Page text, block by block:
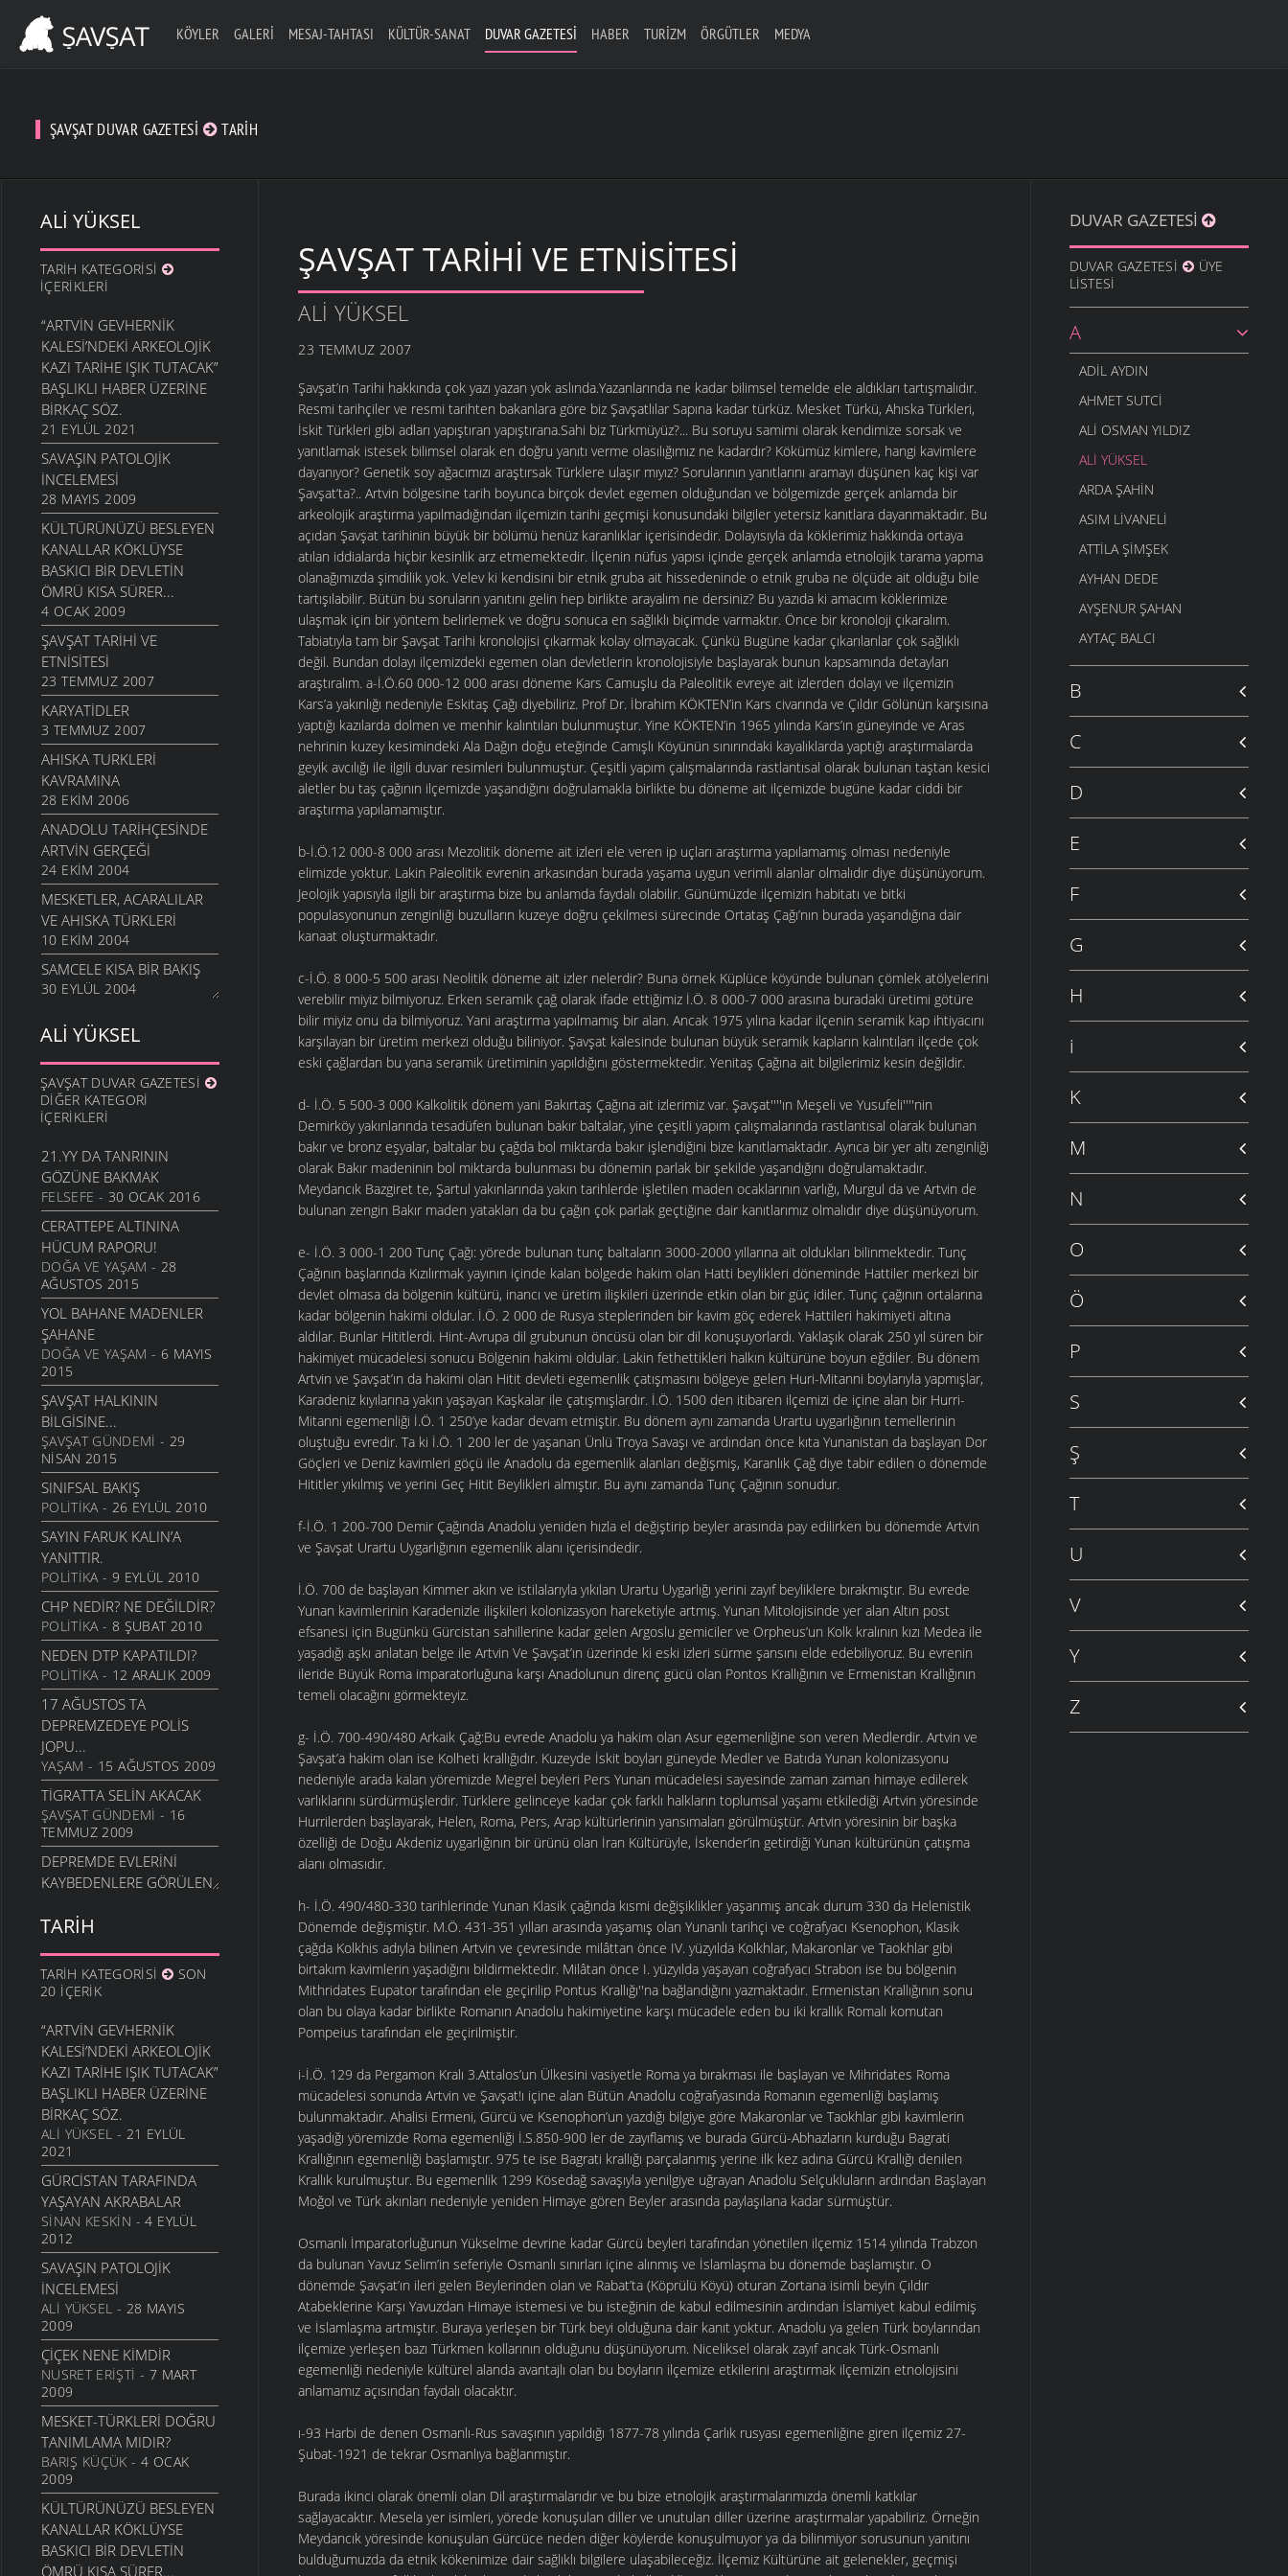
KÖYLER GALERI MESAJ-TAHTASI KÜLTÜR-SANAT DUVAR GAZETESI HABER TURIZM ÖRGÜTLER MEDYA
ŞAVŞAT DUVAR GAZETESI TARIH
ALI YÜKSEL
TARIH KATEGORISI
İÇERIKLERI
“ARTVIN GEVHERNIK
KALESI’NDEKI ARKEOLOJIK
KAZI TARIHE IŞIK TUTACAK”
BAŞLIKLI HABER ÜZERINE
BIRKAÇ SÖZ.
21 EYLÜL 2021
SAVAŞIN PATOLOJIK
İNCELEMESI
28 MAYIS 2009
KÜLTÜRÜNÜZÜ BESLEYEN
KANALLAR KÖKLÜYSE
BASKICI BIR DEVLETIN
ÖMRÜ KISA SÜRER...
4 OCAK 2009
ŞAVŞAT TARIHI VE
ETNISITESI
23 TEMMUZ 2007
KARYATIDLER
3 TEMMUZ 2007
AHISKA TURKLERI
KAVRAMINA
28 EKIM 2006
ANADOLU TARIHÇESINDE
ARTVIN GERÇEĞI
24 EKIM 2004
MESKETLER, ACARALILAR
VE AHISKA TÜRKLERI
10 EKIM 2004
SAMCELE KISA BIR BAKIŞ
30 EYLÜL 2004
ALI YÜKSEL
ŞAVŞAT DUVAR GAZETESI
DIĞER KATEGORI
İÇERIKLERI
21.YY DA TANRININ
GÖZÜNE BAKMAK
FELSEFE - 30 OCAK 2016
CERATTEPE ALTININA
HÜCUM RAPORU!
DOĞA VE YAŞAM - 28
AĞUSTOS 2015
YOL BAHANE MADENLER
ŞAHANE
DOĞA VE YAŞAM - 6 MAYIS
2015
ŞAVŞAT HALKININ
BILGISINE...
ŞAVŞAT GÜNDEMI - 29
NISAN 2015
SINIFSAL BAKIŞ
POLITIKA- 26 EYLÜL 2010
SAYIN FARUK KALIN’A
YANITTIR.
POLITIKA- 9 EYLÜL 2010
CHP NEDIR? NE DEĞILDIR?
POLITIKA- 8 ŞUBAT 2010
NEDEN DTP KAPATILDI?
POLITIKA- 12 ARALIK 2009
17 AĞUSTOS TA
DEPREMZEDEYE POLIS
JOPU...
YAŞAM - 15 AĞUSTOS 2009
TIGRATTA SELIN AKACAK
ŞAVŞAT GÜNDEMI - 16
TEMMUZ 2009
DEPREMDE EVLERINI
KAYBEDENLERE GÖRÜLEN
YAŞAM- 30 NISAN 2009
AYŞENUR ŞAHAN’IN
ANISINA
KADIN- 5 NISAN 2009
BIR SONBAHARDI
AYŞENUR, BAHAR
KOKULU...
KADIN - 6 NISAN 2008
AYŞENUR’U UNUTMAMAK.
KADIN- 24 KASIM 2007
DIYANET NE YAPMAYA
ÇALIŞIYOR?
YAŞAM- 6 MAYIS 2007
NE KADAR İNSANIZ?
FELSEFE- 6 MART 2007
ANTIK YUNAN’DA DIN
FELSEFE- 28 MAYIS 2006
NICELIK VE NITELIK
FELSEFE- 27 MAYIS 2006
‘HER ŞEY AKAR”
FELSEFE
DIYALEKTIK MATERYALIZM
(III)
FELSEFE- 17 NISAN 2006
MATERYALIZM VE
İDEALIZM
FELSEFE- 8 NISAN 2006
İŞBÖLÜMÜ
TARIH
TARIH KATEGORISI
SON
20 İÇERIK
“ARTVIN GEVHERNIK
KALESI’NDEKI ARKEOLOJIK
KAZI TARIHE IŞIK TUTACAK”
BAŞLIKLI HABER ÜZERINE
BIRKAÇ SÖZ.
ALI YÜKSEL - 21 EYLÜL
2021
GÜRCISTAN TARAFINDA
YAŞAYAN AKRABALAR
SINAN KESKIN - 4 EYLÜL
2012
SAVAŞIN PATOLOJIK
İNCELEMESI
ALI YÜKSEL - 28 MAYIS
2009
ÇIÇEK NENE KIMDIR
NUSRET ERIŞTI - 7 MART
2009
MESKET-TÜRKLERI DOĞRU
TANIMLAMA MIDIR?
BARIŞ KÜÇÜK - 4 OCAK
2009
KÜLTÜRÜNÜZÜ BESLEYEN
KANALLAR KÖKLÜYSE
BASKICI BIR DEVLETIN
ÖMRÜ KISA SÜRER...
ŞAVŞAT TARIHI VE ETNISITESI
ALI YÜKSEL
23 TEMMUZ 2007
Şavşat’ın Tarihi hakkında çok yazı yazan yok aslında.Yazanlarında ne kadar bilimsel temelde ele aldıkları tartışmalıdır.
Resmi tarihçiler ve resmi tarihten bakanlara göre biz Şavşatlılar Sapına kadar türküz. Mesket Türkü, Ahıska Türkleri,
İskit Türkleri gibi adları yapıştıran yapıştırana.Sahi biz Türkmüyüz?... Bu soruyu samimi olarak kendimize sorsak ve
yanıtlamak istesek bilimsel olarak en doğru yanıtı verme olasılığımız ne kadardır? Kökümüz kimlere, hangi kavimlere
dayanıyor? Genetik soy ağacımızı araştırsak Türklere ulaşır mıyız? Sorularının yanıtlarını aramayı düşünen kaç kişi var
Şavşat’ta?.. Artvin bölgesine tarih boyunca birçok devlet egemen olduğundan ve bölgemizde gerçek anlamda bir
arkeolojik araştırma yapılmadığından ilçemizin tarihi geçmişi konusundaki bilgiler yetersiz kanıtlara dayanmaktadır. Bu
açıdan Şavşat tarihinin büyük bir bölümü henüz karanlıklar içerisindedir. Dolayısıyla da köklerimiz hakkında ortaya
atılan iddialarda hiçbir kesinlik arz etmemektedir. İlçenin nüfus yapısı içinde gerçek anlamda etnolojik tarama yapma
olanağımızda şimdilik yok. Velev ki kendisini bir etnik gruba ait hissedeninde o etnik gruba ne ölçüde ait olduğu bile
tartışılabilir. Bütün bu soruların yanıtını gelin hep birlikte arayalım ne dersiniz? Bu yazıda ki amacım köklerimize
ulaşmak için bir yöntem belirlemek ve doğru sonuca en sağlıklı biçimde varmaktır. Önce bir kronoloji çıkaralım.
Tabiatıyla tam bir Şavşat Tarihi kronolojisi çıkarmak kolay olmayacak. Çünkü Bugüne kadar çıkarılanlar çok sağlıklı
değil. Bundan dolayı ilçemizdeki egemen olan devletlerin kronolojisiyle başlayarak bunun kapsamında detayları
araştıralım. a-İ.Ö.60 000-12 000 arası döneme Kars Camuşlu da Paleolitik evreye ait izlerden dolayı ve ilçemizin
Kars’a yakınlığı nedeniyle Eskitaş Çağı diyebiliriz. Prof Dr. İbrahim KÖKTEN’in Kars civarında ve Çıldır Gölünün karşısına
yaptığı kazılarda dolmen ve menhir kalıntıları bulunmuştur. Yine KÖKTEN’in 1965 yılında Kars’ın güneyinde ve Aras
nehrinin kuzey kesimindeki Ala Dağın doğu eteğinde Camışlı Köyünün sınırındaki kayalıklarda yaptığı araştırmalarda
geyik avcılığı ile ilgili duvar resimleri bulunmuştur. Çeşitli yapım çalışmalarında rastlantısal olarak bulunan taştan kesici
aletler bu taş çağının ilçemizde yaşandığını doğrulamakla birlikte bu döneme ait ilçemizde bugüne kadar ciddi bir
araştırma yapılamamıştır.
b-İ.Ö.12 000-8 000 arası Mezolitik döneme ait izleri ele veren ip uçları araştırma yapılamamış olması nedeniyle
elimizde yoktur. Lakin Paleolitik evrenin arkasından burada yaşama uygun verimli alanlar olmalıdır diye düşünüyorum.
Jeolojik yapısıyla ilgili bir araştırma bize bu anlamda faydalı olabilir. Günümüzde ilçemizin habitatı ve bitki
populasyonunun zenginliği buzulların kuzeye doğru çekilmesi sürecinde Ortataş Çağı’nın burada yaşandığına dair
kanaat oluşturmaktadır.
c-İ.Ö. 8 000-5 500 arası Neolitik döneme ait izler nelerdir? Buna örnek Küplüce köyünde bulunan çömlek atölyelerini
verebilir miyiz bilmiyoruz. Erken seramik çağ olarak ifade ettiğimiz İ.Ö. 8 000-7 000 arasına buradaki üretimi götüre
bilir miyiz onu da bilmiyoruz. Yani araştırma yapılmamış bir alan. Ancak 1975 yılına kadar ilçenin seramik kap ihtiyacını
karşılayan bir üretim merkezi olduğu biliniyor. Şavşat kalesinde bulunan büyük seramik kapların kalıntıları ilçede çok
eski çağlardan bu yana seramik üretiminin yapıldığını göstermektedir. Yenitaş Çağına ait bilgilerimiz kesin değildir.
d- İ.Ö. 5 500-3 000 Kalkolitik dönem yani Bakırtaş Çağına ait izlerimiz var. Şavşat''''ın Meşeli ve Yusufeli''''nin
Demirköy yakınlarında tesadüfen bulunan bakır baltalar, yine çeşitli yapım çalışmalarında rastlantısal olarak bulunan
bakır ve bronz eşyalar, baltalar bu çağda bol miktarda bakır işlendiğini bize kanıtlamaktadır. Ayrıca bir yer altı zenginliği
olarak Bakır madeninin bol miktarda bulunması bu dönemin parlak bir şekilde yaşandığını doğrulamaktadır.
Meydancık Bazgiret te, Şartul yakınlarında yakın tarihlerde işletilen maden ocaklarının varlığı, Murgul da ve Artvin de
bulunan zengin Bakır maden yatakları da bu çağın çok parlak geçtiğine dair kanıtlarımız olmalıdır diye düşünüyorum.
e- İ.Ö. 3 000-1 200 Tunç Çağı: yörede bulunan tunç baltaların 3000-2000 yıllarına ait oldukları bilinmektedir. Tunç
Çağının başlarında Kızılırmak yayının içinde kalan bölgede hakim olan Hatti beylikleri döneminde Hattiler merkezi bir
devlet olmasa da bölgenin kültürü, inancı ve üretim ilişkileri üzerinde etkin olan bir güç idiler. Tunç çağının ortalarına
kadar bölgenin hakimi oldular. İ.Ö. 2 000 de Rusya steplerinden bir kavim göç ederek Hattileri hakimiyeti altına
aldılar. Bunlar Hititlerdi. Hint-Avrupa dil grubunun öncüsü olan bir dil konuşuyorlardı. Yaklaşık olarak 250 yıl süren bir
hakimiyet mücadelesi sonucu Bölgenin hakimi oldular. Lakin fethettikleri halkın kültürüne boyun eğdiler. Bu dönem
Artvin ve Şavşat’ın da hakimi olan Hitit devleti egemenlik çatışmasını bölgeye gelen Huri-Mitanni boylarıyla yapmışlar,
Karadeniz kıyılarına yakın yaşayan Kaşkalar ile çatışmışlardır. İ.Ö. 1500 den itibaren ilçemizi de içine alan bir Hurri-
Mitanni egemenliği İ.Ö. 1 250’ye kadar devam etmiştir. Bu dönem aynı zamanda Urartu uygarlığının temellerinin
oluştuğu evredir. Ta ki İ.Ö. 1 200 ler de yaşanan Ünlü Troya Savaşı ve ardından önce kıta Yunanistan da başlayan Dor
Göçleri ve Deniz kavimleri göçü ile Anadolu da egemenlik alanları değişmiş, Karanlık Çağ diye tabir edilen o dönemde
Hititler yıkılmış ve yerini Geç Hitit Beylikleri almıştır. Bu aynı zamanda Tunç Çağının sonudur.
f-İ.Ö. 1 200-700 Demir Çağında Anadolu yeniden hızla el değiştirip beyler arasında pay edilirken bu dönemde Artvin
ve Şavşat Urartu Uygarlığının egemenlik alanı içerisindedir.
İ.Ö. 700 de başlayan Kimmer akın ve istilalarıyla yıkılan Urartu Uygarlığı yerini zayıf beyliklere bırakmıştır. Bu evrede
Yunan kavimlerinin Karadenizle ilişkileri kolonizasyon hareketiyle artmış. Yunan Mitolojisinde yer alan Altın post
efsanesi için Bugünkü Gürcistan sahillerine kadar gelen Argoslu gemiciler ve Orpheus’un Kolk kralının kızı Medea ile
yaşadığı aşkı anlatan belge ile Artvin Ve Şavşat’ın üzerinde ki eski izleri sürme şansını elde edebiliyoruz. Bu evrenin
ileride Büyük Roma imparatorluğuna karşı Anadolunun direnç gücü olan Pontos Krallığının ve Ermenistan Krallığının
temeli olacağını görmekteyiz.
g- İ.Ö. 700-490/480 Arkaik Çağ:Bu evrede Anadolu ya hakim olan Asur egemenliğine son veren Medlerdir. Artvin ve
Şavşat’a hakim olan ise Kolheti krallığıdır. Kuzeyde İskit boyları güneyde Medler ve Batıda Yunan kolonizasyonu
nedeniyle arada kalan yöremizde Megrel beyleri Pers Yunan mücadelesi sayesinde zaman zaman himaye edilerek
varlıklarını sürdürmüşlerdir. Türklere gelinceye kadar çok farklı halkların toplumsal yaşamı etkilediği Artvin yöresinde
Hurrilerden başlayarak, Helen, Roma, Pers, Arap kültürlerinin yansımaları görülmüştür. Artvin yöresinin bir başka
özelliği de Doğu Akdeniz uygarlığının bir ürünü olan İran Kültürüyle, İskender’in getirdiği Yunan kültürünün çatışma
alanı olmasıdır.
h- İ.Ö. 490/480-330 tarihlerinde Yunan Klasik çağında kısmi değişiklikler yaşanmış ancak durum 330 da Helenistik
Dönemde değişmiştir. M.Ö. 431-351 yılları arasında yaşamış olan Yunanlı tarihçi ve coğrafyacı Ksenophon, Klasik
çağda Kolkhis adıyla bilinen Artvin ve çevresinde milâttan önce IV. yüzyılda Kolkhlar, Makaronlar ve Taokhlar gibi
birtakım kavimlerin yaşadığını bildirmektedir. Milâtan önce I. yüzyılda yaşayan coğrafyacı Strabon ise bu bölgenin
Mithridates Eupator tarafından ele geçirilip Pontus Krallığı''na bağlandığını yazmaktadır. Ermenistan Krallığının sonu
olan bu olaya kadar birlikte Romanın Anadolu hakimiyetine karşı mücadele eden bu iki krallık Romalı komutan
Pompeius tarafından ele geçirilmiştir.
i-İ.Ö. 129 da Pergamon Kralı 3.Attalos’un Ülkesini vasiyetle Roma ya bırakması ile başlayan ve Mihridates Roma
mücadelesi sonunda Artvin ve Şavşat!ı içine alan Bütün Anadolu coğrafyasında Romanın egemenliği başlamış
bulunmaktadır. Ahalisi Ermeni, Gürcü ve Ksenophon’un yazdığı bilgiye göre Makaronlar ve Taokhlar gibi kavimlerin
yaşadığı yöremizde Roma egemenliği İ.S.850-900 ler de zayıflamış ve burada Gürcü-Abhazların kurduğu Bagrati
Krallığının egemenliği başlamıştır. 975 te ise Bagrati krallığı parçalanmış yerine ilk kez adına Gürcü Krallığı denilen
Krallık kurulmuştur. Bu egemenlik 1299 Kösedağ savaşıyla yenilgiye uğrayan Anadolu Selçukluların ardından Başlayan
Moğol ve Türk akınları nedeniyle yeniden Himaye gören Beyler arasında paylaşılana kadar sürmüştür.
Osmanlı İmparatorluğunun Yükselme devrine kadar Gürcü beyleri tarafından yönetilen ilçemiz 1514 yılında Trabzon
da bulunan Yavuz Selim’in seferiyle Osmanlı sınırları içine alınmış ve İslamlaşma bu dönemde başlamıştır. O
dönemde Şavşat’ın ileri gelen Beylerinden olan ve Rabat’ta (Köprülü Köyü) oturan Zortana isimli beyin Çıldır
Atabeklerine Karşı Yavuzdan Himaye istemesi ve bu isteğinin de kabul edilmesinin ardından İslamiyet kabul edilmiş
ve İslamlaşma artmıştır. Buraya yerleşen bir Türk beyi olduğuna dair kanıt yoktur. Anadolu ya gelen Türk boylarından
ilçemize yerleşen bazı Türkmen kollarının olduğunu düşünüyorum. Niceliksel olarak zayıf ancak Türk-Osmanlı
egemenliği nedeniyle kültürel alanda avantajlı olan bu boyların ilçemize etkilerini araştırmak ilçemizin etnolojisini
anlamamız açısından faydalı olacaktır.
ı-93 Harbi de denen Osmanlı-Rus savaşının yapıldığı 1877-78 yılında Çarlık rusyası egemenliğine giren ilçemiz 27-
Şubat-1921 de tekrar Osmanlıya bağlanmıştır.
Burada ikinci olarak önemli olan Dil araştırmalarıdır ve bu bize etnolojik araştırmalarımızda önemli katkılar
sağlayacaktır. Mesela yer isimleri, yörede konuşulan diller ve unutulan diller üzerine araştırmalar yapabiliriz. Örneğin
Meydancık yöresinde konuşulan Gürcüce neden diğer köylerde konuşulmuyor ya da bilinmiyor sorusunun yanıtını
bulduğumuzda da etnik kökenimize dair sağlıklı bilgilere ulaşabileceğiz. İlçemiz Kültürüne ait gelenekler, geçmişi
DUVAR GAZETESI
DUVAR GAZETESI
ÜYE
LISTESI
A
ADIL AYDIN
AHMET SUTCI
ALI OSMAN YILDIZ
ALI YÜKSEL
ARDA ŞAHIN
ASIM LIVANELI
ATTILA ŞIMŞEK
AYHAN DEDE
AYŞENUR ŞAHAN
AYTAÇ BALCI
B
C
D
E
F
G
H
i
K
M
N
O
Ö
P
S
Ş
T
U
V
Y
Z